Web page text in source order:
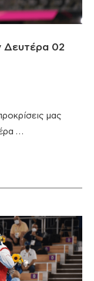
Δευτέρα 02
μας
…